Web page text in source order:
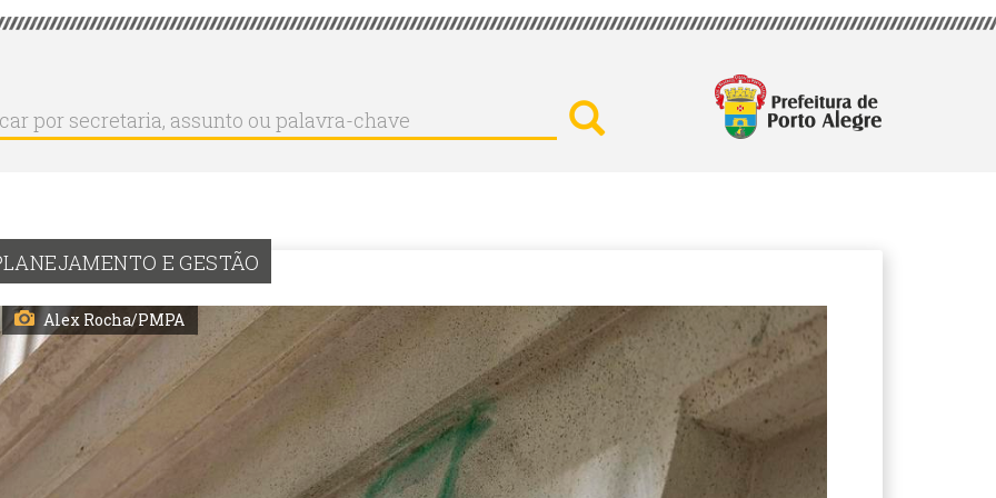
Buscar por secretaria,
E GESTÃO
Alex Rocha/PMPA